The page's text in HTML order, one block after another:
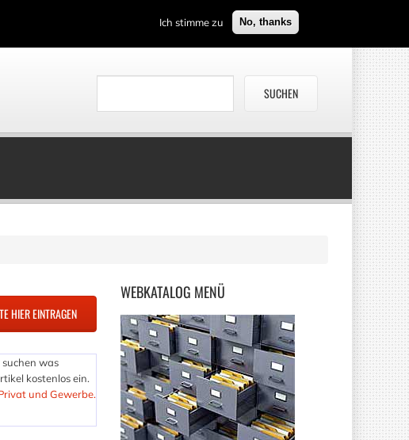
Ich stimme zu No, thanks
WEBKATALOG MENÜ
was
kostenlos ein.
und Gewerbe.